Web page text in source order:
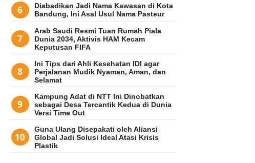
Diabadikan Jadi Nama Kawasan di Kota
Bandung, Ini Asal Usul Nama Pasteur
Arab Saudi Resmi Tuan Rumah Piala
Dunia 2034, Aktivis HAM Kecam
Keputusan FIFA
Ini Tips dari Ahli Kesehatan IDI agar
Perjalanan Mudik Nyaman, Aman, dan
Selamat
Kampung Adat di NTT Ini Dinobatkan
sebagai Desa Tercantik Kedua di Dunia
Versi Time Out
Guna Ulang Disepakati oleh Aliansi
Global Jadi Solusi Ideal Atasi Krisis
Plastik